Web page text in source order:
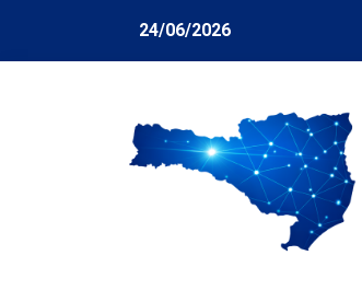
24/06/2026